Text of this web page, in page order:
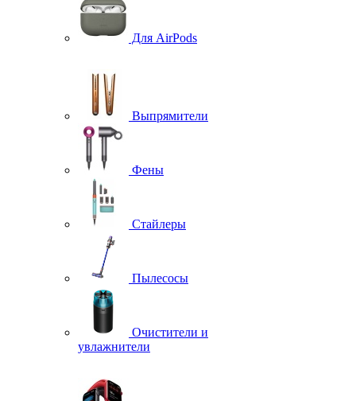
Для AirPods
Выпрямители
Фены
Стайлеры
Пылесосы
Очистители и
увлажнители